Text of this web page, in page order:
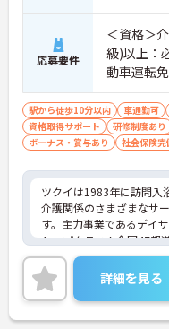
応募要件
＜資格＞
級)以上：
動車運転
問
駅から徒歩10分以内 車通勤可
資格取得サポート
研修制度あり
ボーナス・賞与あり
社会保険完
ツクイは1983年に訪問入
介護関係のさまざまなサ
す。主力事業であるデイ
トップクラス！全国47都
お客様が住み慣れた地域
すことができるよう活動
利厚生の充実・活用に力
生表彰・認証制度である
年に認証されています。
詳細を見る